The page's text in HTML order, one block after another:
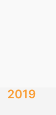
2019